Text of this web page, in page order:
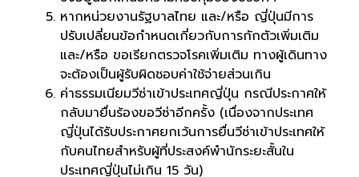
หากหน่วยงานรัฐบาลไทย และ/หรือ ญี่ปุ่นมีการ
ปรับเปลี่ยนข้อกำหนดเกี่ยวกับการกักตัวเพิ่มเติม
และ/หรือ ขอเรียกตรวจโรคเพิ่มเติม ทางผู้เดินทาง
จะต้องเป็นผู้รับผิดชอบค่าใช้จ่ายส่วนเกิน
ค่าธรรมเนียมวีซ่าเข้าประเทศญี่ปุ่น กรณีประกาศให้
กลับมายื่นร้องขอวีซ่าอีกครั้ง (เนื่องจากประเทศ
ญี่ปุ่นได้รับประกาศยกเว้นการยื่นวีซ่าเข้าประเทศให้
กับคนไทยสำหรับผู้ที่ประสงค์พำนักระยะสั้นใน
ประเทศญี่ปุ่นไม่เกิน 15 วัน)